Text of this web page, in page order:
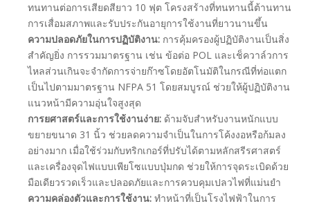
ทนทานต่อการเสียดสียาว 10 ฟุต โครงสร้างที่ทนทานนี้ต้านทาน
การเสื่อมสภาพและรับประกันอายุการใช้งานที่ยาวนานขึ้น
ความปลอดภัยในการปฏิบัติงาน: การคุ้มครองผู้ปฏิบัติงานเป็นสิ่ง
สำคัญยิ่ง การรวมมาตรฐาน เช่น ข้อต่อ POL และเช็ควาล์วการ
ไหลส่วนเกินจะจำกัดการจ่ายก๊าซโดยอัตโนมัติในกรณีที่ท่อแตก
เป็นไปตามมาตรฐาน NFPA 51 โดยสมบูรณ์ ช่วยให้ผู้ปฏิบัติงาน
แนวหน้ามีความอุ่นใจสูงสุด
การยศาสตร์และการใช้งานง่าย: ด้ามจับสำหรับงานหนักแบบ
ขยายขนาด 31 นิ้ว ช่วยลดความจำเป็นในการโค้งงอหรือก้มลง
อย่างมาก เมื่อใช้ร่วมกับทริกเกอร์ที่ปรับได้ตามหลักสรีรศาสตร์
และเครื่องจุดไฟแบบเพียโซแบบปุ่มกด ช่วยให้การจุดระเบิดด้วย
มือเดียวรวดเร็วและปลอดภัยและการควบคุมเปลวไฟที่แม่นยำ
ความคล่องตัวและการใช้งาน: ทำหน้าที่เป็นโรงไฟฟ้าในการ